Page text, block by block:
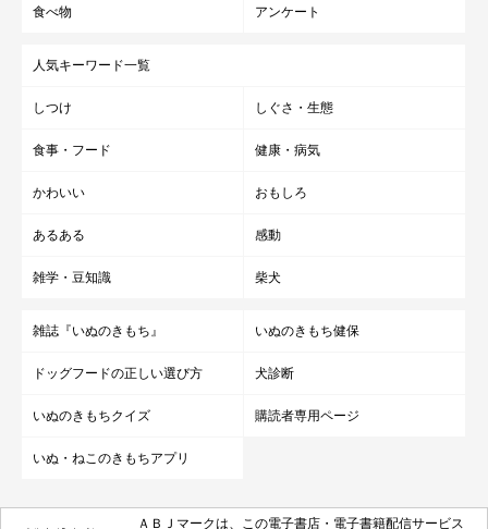
食べ物 アンケート
人気キーワード一覧
しつけ しぐさ・生態
食事・フード 健康・病気
かわいい おもしろ
あるある 感動
雑学・豆知識 柴犬
雑誌『いぬのきもち』 いぬのきもち健保
ドッグフードの正しい選び方 犬診断
いぬのきもちクイズ 購読者専用ページ
いぬ・ねこのきもちアプリ
ＡＢＪマークは、この電子書店・電子書籍配信サービス